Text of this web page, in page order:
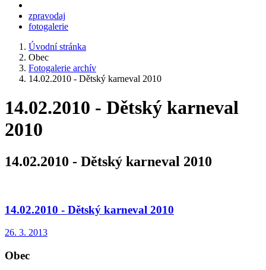
zpravodaj
fotogalerie
Úvodní stránka
Obec
Fotogalerie archív
14.02.2010 - Dětský karneval 2010
14.02.2010 - Dětský karneval
2010
14.02.2010 - Dětský karneval 2010
14.02.2010 - Dětský karneval 2010
26. 3. 2013
Obec